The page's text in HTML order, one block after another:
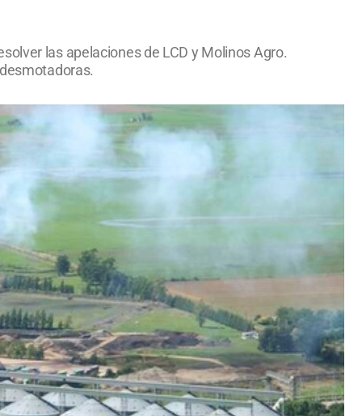
las apelaciones de LCD y Molinos Agro.